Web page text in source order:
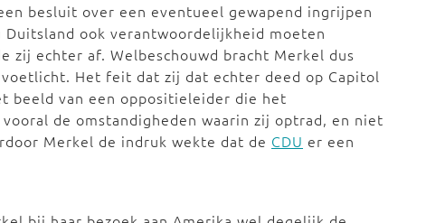
besluit over een eventueel gewapend ingrijpen
ook verantwoordelijkheid moeten
zij echter af. Welbeschouwd bracht Merkel dus
Het feit dat zij dat echter deed op Capitol
beeld van een oppositieleider die het
de omstandigheden waarin zij optrad, en niet
Merkel de indruk wekte dat de CDU er een